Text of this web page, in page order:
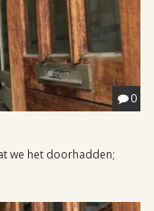
0
we het doorhadden;